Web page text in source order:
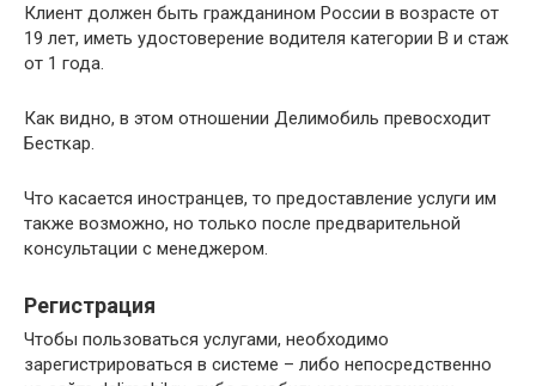
Клиент должен быть гражданином России в возрасте от
19 лет, иметь удостоверение водителя категории В и стаж
от 1 года.
Как видно, в этом отношении Делимобиль превосходит
Бесткар.
Что касается иностранцев, то предоставление услуги им
также возможно, но только после предварительной
консультации с менеджером.
Регистрация
Чтобы пользоваться услугами, необходимо
зарегистрироваться в системе – либо непосредственно